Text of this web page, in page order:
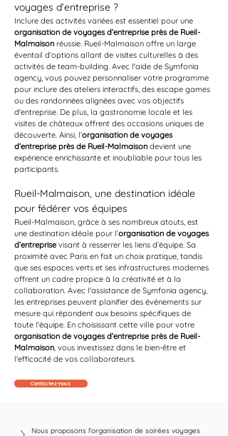
voyages d’entreprise ?
Inclure des activités variées est essentiel pour une
organisation de voyages d’entreprise près de Rueil-
Malmaison réussie. Rueil-Malmaison offre un large
éventail d’options allant de visites culturelles à des
activités de team-building. Avec l'aide de Symfonia
agency, vous pouvez personnaliser votre programme
pour inclure des ateliers interactifs, des escape games
ou des randonnées alignées avec vos objectifs
d'entreprise. De plus, la gastronomie locale et les
visites de châteaux offrent des occasions uniques de
découverte. Ainsi, l’organisation de voyages
d’entreprise près de Rueil-Malmaison devient une
expérience enrichissante et inoubliable pour tous les
participants.
Rueil-Malmaison, une destination idéale
pour fédérer vos équipes
Rueil-Malmaison, grâce à ses nombreux atouts, est
une destination idéale pour l’organisation de voyages
d’entreprise visant à resserrer les liens d’équipe. Sa
proximité avec Paris en fait un choix pratique, tandis
que ses espaces verts et ses infrastructures modernes
offrent un cadre propice à la créativité et à la
collaboration. Avec l'assistance de Symfonia agency,
les entreprises peuvent planifier des événements sur
mesure qui répondent aux besoins spécifiques de
toute l'équipe. En choisissant cette ville pour votre
organisation de voyages d’entreprise près de Rueil-
Malmaison, vous investissez dans le bien-être et
l'efficacité de vos collaborateurs.
Contactez-nous
Nous proposons l'organisation de soirées voyages